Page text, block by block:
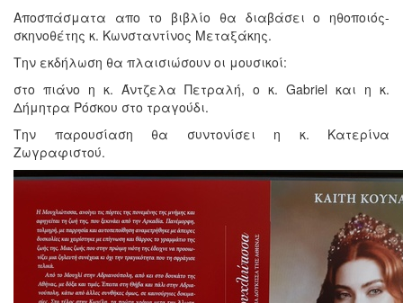
Αποσπάσματα απο το βιβλίο θα διαβάσει ο ηθοποιός-
σκηνοθέτης κ. Κωνσταντίνος Μεταξάκης.
Την εκδήλωση θα πλαισιώσουν οι μουσικοί:
στο πιάνο η κ. Άντζελα Πετραλή, ο κ. Gabriel και η κ.
Δήμητρα Ρόσκου στο τραγούδι.
Την παρουσίαση θα συντονίσει η κ. Κατερίνα
Ζωγραφιστού.